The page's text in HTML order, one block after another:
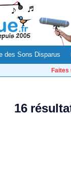
des Sons Disparus
Faites
16